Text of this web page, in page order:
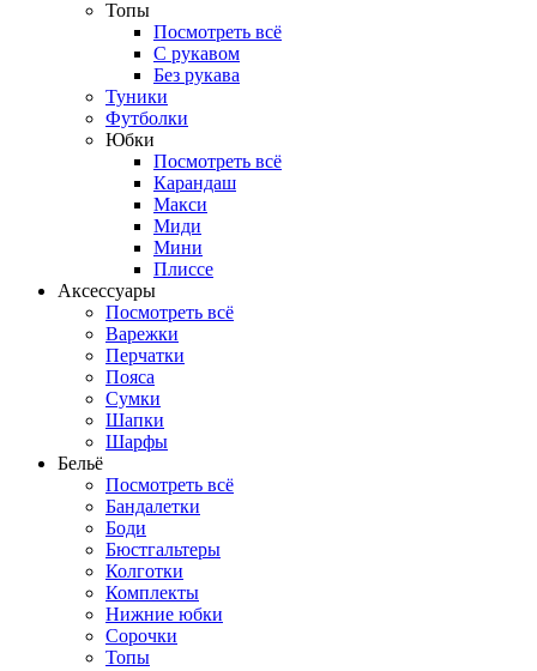
Топы
Посмотреть всё
C рукавом
Без рукава
Туники
Футболки
Юбки
Посмотреть всё
Карандаш
Макси
Миди
Мини
Плиссе
Аксессуары
Посмотреть всё
Варежки
Перчатки
Пояса
Сумки
Шапки
Шарфы
Бельё
Посмотреть всё
Бандалетки
Боди
Бюстгальтеры
Колготки
Комплекты
Нижние юбки
Сорочки
Топы